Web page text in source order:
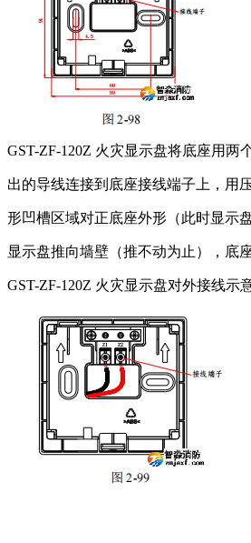
GST-ZF-120Z 火灾显示盘将底座用两
出的导线连接到底座接线端子上，用
形凹槽区域对正底座外形（此时显示
显示盘推向墙壁（推不动为止），底
GST-ZF-120Z 火灾显示盘对外接线示